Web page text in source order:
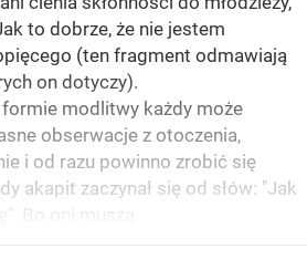
to dobrze, że nie jestem
(ten fragment odmawiają
on dotyczy).
modlitwy każdy może
obserwacje z otoczenia,
i od razu powinno zrobić się
akapit zaczynał się od słów: "Jak
Bo oni muszą.